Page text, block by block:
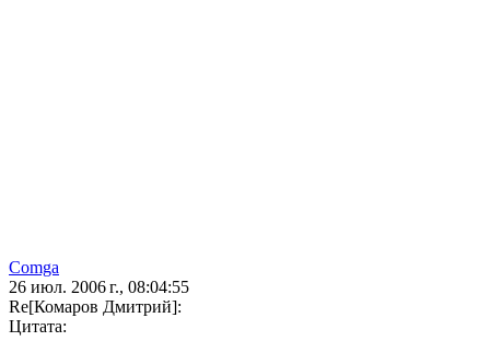
Comga
26 июл. 2006 г., 08:04:55
Re[Комаров Дмитрий]:
Цитата: